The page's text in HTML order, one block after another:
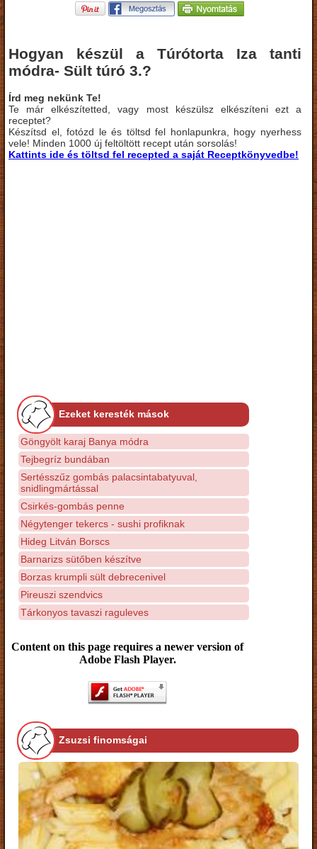
Hogyan készül a Túrótorta Iza tanti
módra- Sült túró 3.?
Írd meg nekünk Te!
Te már elkészítetted, vagy most készülsz elkészíteni ezt a
receptet?
Készítsd el, fotózd le és töltsd fel honlapunkra, hogy nyerhess
vele! Minden 1000 új feltöltött recept után sorsolás!
Kattints ide és töltsd fel recepted a saját Receptkönyvedbe!
Ezeket keresték mások
Göngyölt karaj Banya módra
Tejbegríz bundában
Sertésszűz gombás palacsintabatyuval,
snidlingmártással
Csirkés-gombás penne
Négytenger tekercs - sushi profiknak
Hideg Litván Borscs
Barnarizs sütőben készítve
Borzas krumpli sült debrecenivel
Pireuszi szendvics
Tárkonyos tavaszi raguleves
Content on this page requires a newer version of
Adobe Flash Player.
Zsuzsi finomságai